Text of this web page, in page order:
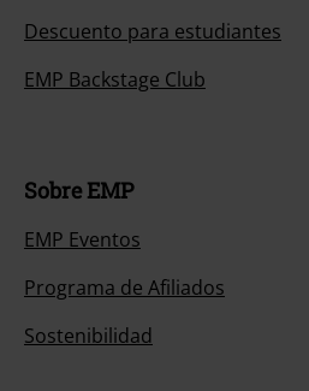
Descuento para estudiantes
EMP Backstage Club
Sobre EMP
EMP Eventos
Programa de Afiliados
Sostenibilidad